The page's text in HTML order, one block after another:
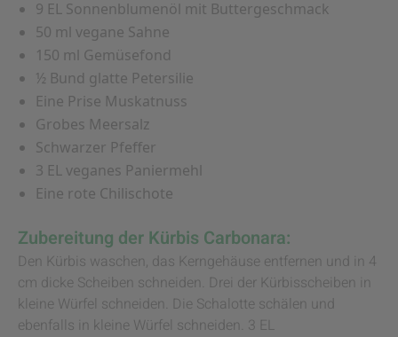
9 EL Sonnenblumenöl mit Buttergeschmack
50 ml vegane Sahne
150 ml Gemüsefond
½ Bund glatte Petersilie
Eine Prise Muskatnuss
Grobes Meersalz
Schwarzer Pfeffer
3 EL veganes Paniermehl
Eine rote Chilischote
Zubereitung der Kürbis Carbonara:
Den Kürbis waschen, das Kerngehäuse entfernen und in 4
cm dicke Scheiben schneiden. Drei der Kürbisscheiben in
kleine Würfel schneiden. Die Schalotte schälen und
ebenfalls in kleine Würfel schneiden. 3 EL